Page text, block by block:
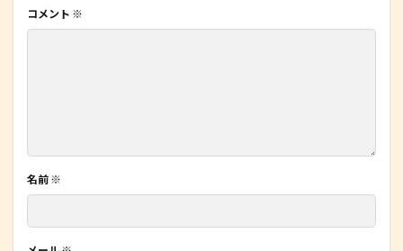
コメント ※
名前 ※